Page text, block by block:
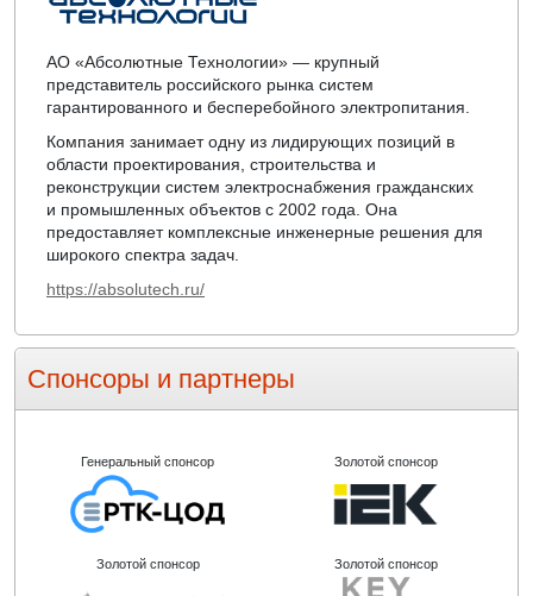
АО «Абсолютные Технологии» — крупный
представитель российского рынка систем
гарантированного и бесперебойного электропитания.
Компания занимает одну из лидирующих позиций в
области проектирования, строительства и
реконструкции систем электроснабжения гражданских
и промышленных объектов с 2002 года. Она
предоставляет комплексные инженерные решения для
широкого спектра задач.
https://absolutech.ru/
Спонсоры и партнеры
Генеральный спонсор Золотой спонсор
Золотой спонсор Золотой спонсор